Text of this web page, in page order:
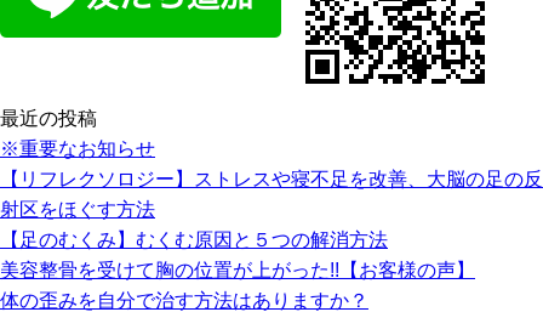
最近の投稿
※重要なお知らせ
【リフレクソロジー】ストレスや寝不足を改善、大脳の足の反
射区をほぐす方法
【足のむくみ】むくむ原因と５つの解消方法
美容整骨を受けて胸の位置が上がった!!【お客様の声】
体の歪みを自分で治す方法はありますか？